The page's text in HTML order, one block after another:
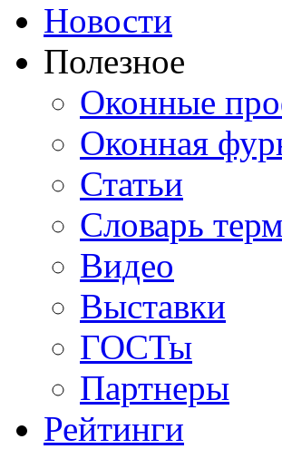
Новости
Полезное
Оконные
Оконная
Статьи
Словарь
Видео
Выставки
ГОСТы
Партнеры
Рейтинги